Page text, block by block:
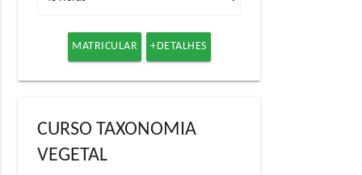
MATRICULAR +DETALHES
CURSO TAXONOMIA
VEGETAL